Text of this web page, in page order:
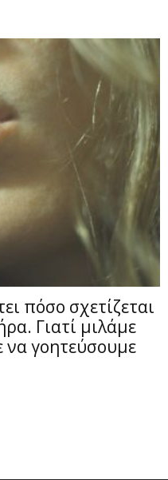
πόσο σχετίζεται
Γιατί μιλάμε
να γοητεύσουμε